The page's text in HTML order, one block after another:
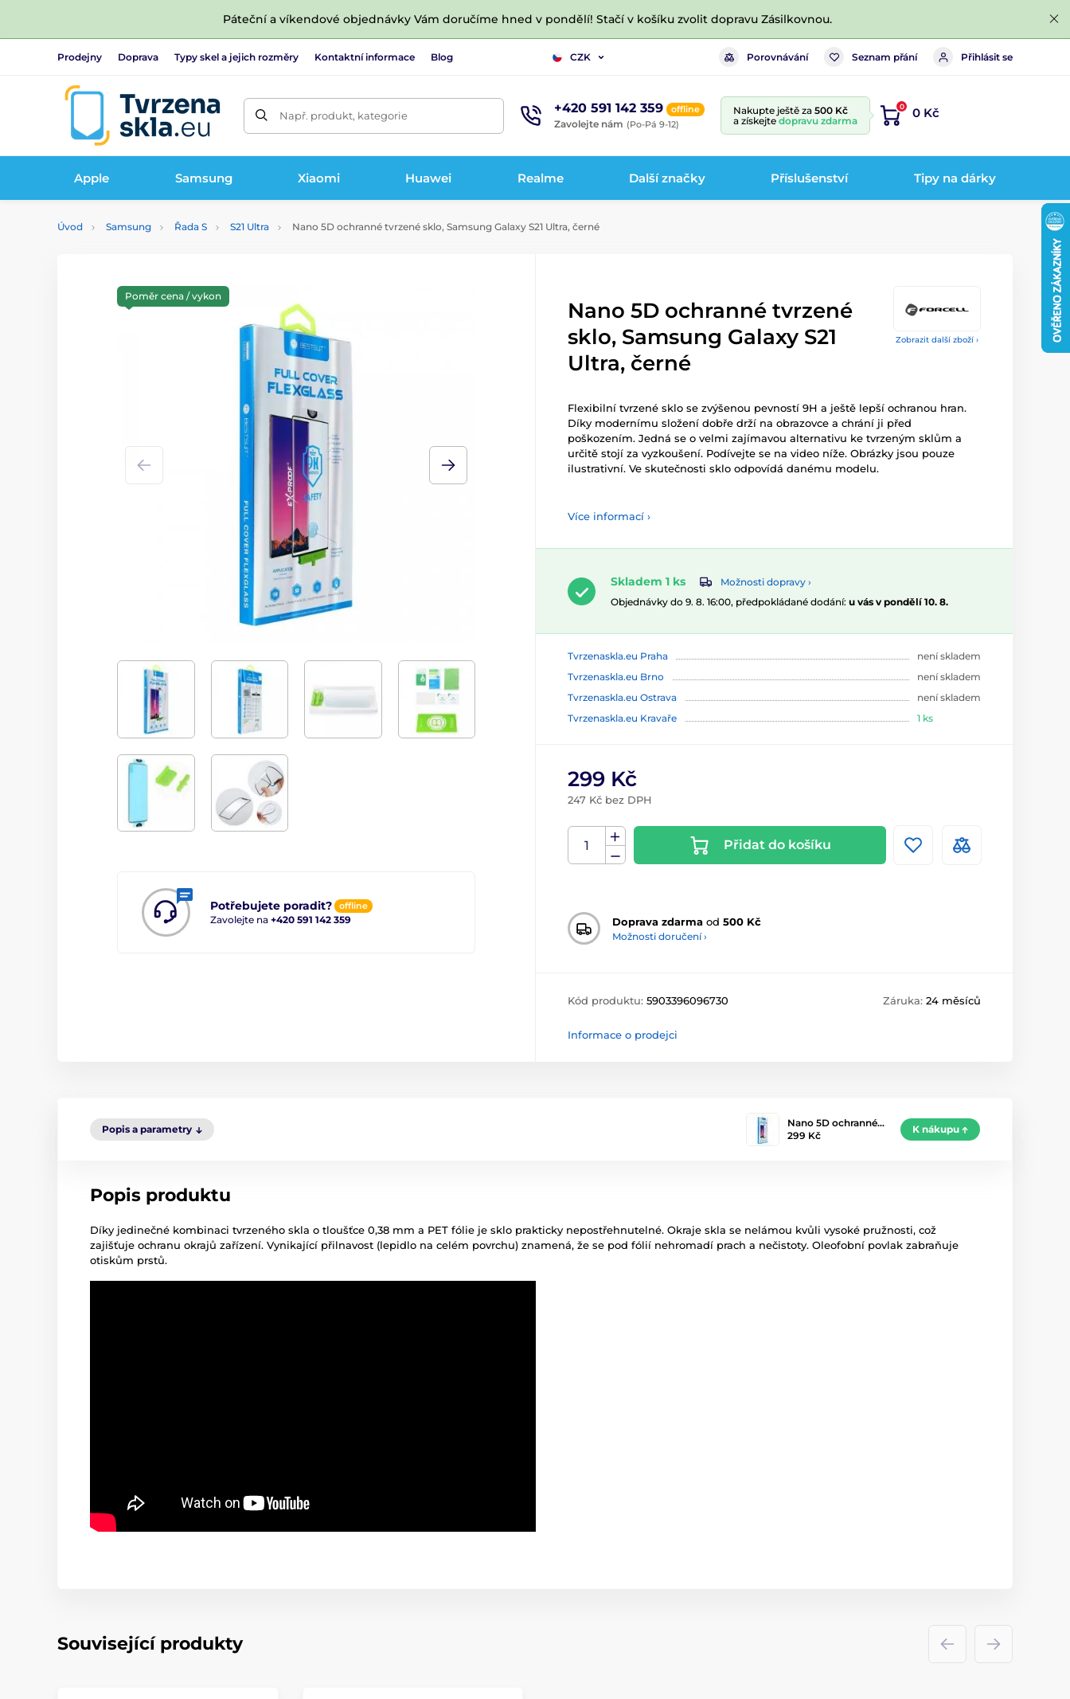
Páteční a víkendové objednávky Vám doručíme hned v pondělí! Stačí v košíku zvolit dopravu Zásilkovnou.
Prodejny Doprava Typy skel a jejich rozměry Kontaktní informace Blog CZK Porovnávání Seznam přání Přihlásit se
Např. produkt, kategorie +420 591 142 359 offline
Zavolejte nám (Po-Pá 9-12)
Nakupte ještě za 500 Kč
a získejte dopravu zdarma
0 0 Kč
Apple Samsung Xiaomi Huawei Realme Další značky Příslušenství Tipy na dárky
Úvod Samsung Řada S S21 Ultra Nano 5D ochranné tvrzené sklo, Samsung Galaxy S21 Ultra, černé
Zobrazit další zboží ›
Potřebujete poradit? offline
Zavolejte na +420 591 142 359
Poměr cena / vykon
Nano 5D ochranné tvrzené
sklo, Samsung Galaxy S21
Ultra, černé
Flexibilní tvrzené sklo se zvýšenou pevností 9H a ještě lepší ochranou hran.
Díky modernímu složení dobře drží na obrazovce a chrání ji před
poškozením. Jedná se o velmi zajímavou alternativu ke tvrzeným sklům a
určitě stojí za vyzkoušení. Podívejte se na video níže. Obrázky jsou pouze
ilustrativní. Ve skutečnosti sklo odpovídá danému modelu.
Více informací ›
Skladem 1 ks
Možnosti dopravy ›
Objednávky do 9. 8. 16:00, předpokládané dodání: u vás v pondělí 10. 8.
Tvrzenaskla.eu Praha
není skladem
Tvrzenaskla.eu Brno
není skladem
Tvrzenaskla.eu Ostrava
není skladem
Tvrzenaskla.eu Kravaře
1 ks
299 Kč
247 Kč bez DPH
Přidat do košíku
Doprava zdarma od 500 Kč
Možnosti doručení ›
Kód produktu: 5903396096730 Záruka: 24 měsíců
Informace o prodejci
Popis a parametry
Nano 5D ochranné…
299 Kč
K nákupu
Popis produktu
Díky jedinečné kombinaci tvrzeného skla o tloušťce 0,38 mm a PET fólie je sklo prakticky nepostřehnutelné. Okraje skla se nelámou kvůli vysoké pružnosti, což
zajišťuje ochranu okrajů zařízení. Vynikající přilnavost (lepidlo na celém povrchu) znamená, že se pod fólií nehromadí prach a nečistoty. Oleofobní povlak zabraňuje
otiskům prstů.
Související produkty